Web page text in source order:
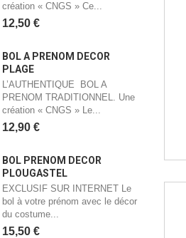
création « CNGS » Ce...
12,50 €
BOL À PRÉNOM DÉCOR
PLAGE
L’AUTHENTIQUE BOL A
PRENOM TRADITIONNEL. Une
création « CNGS » Le...
12,90 €
BOL PRÉNOM DÉCOR
PLOUGASTEL
EXCLUSIF SUR INTERNET Le
bol à votre prénom avec le décor
du costume...
15,50 €